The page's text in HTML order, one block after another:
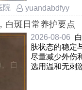
院 yuandabdfyy
白斑日常养护要点
2026-08-06
肤状态的稳定
尽量减少外伤